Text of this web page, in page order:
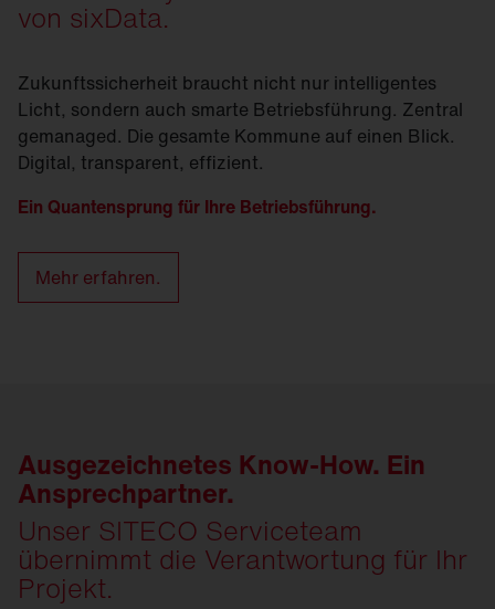
von sixData.
Zukunftssicherheit braucht nicht nur intelligentes
Licht, sondern auch smarte Betriebsführung. Zentral
gemanaged. Die gesamte Kommune auf einen Blick.
Digital, transparent, effizient.
Ein Quantensprung für Ihre Betriebsführung.
Mehr erfahren.
Ausgezeichnetes Know-How. Ein
Ansprechpartner.
Unser SITECO Serviceteam
übernimmt die Verantwortung für Ihr
Projekt.